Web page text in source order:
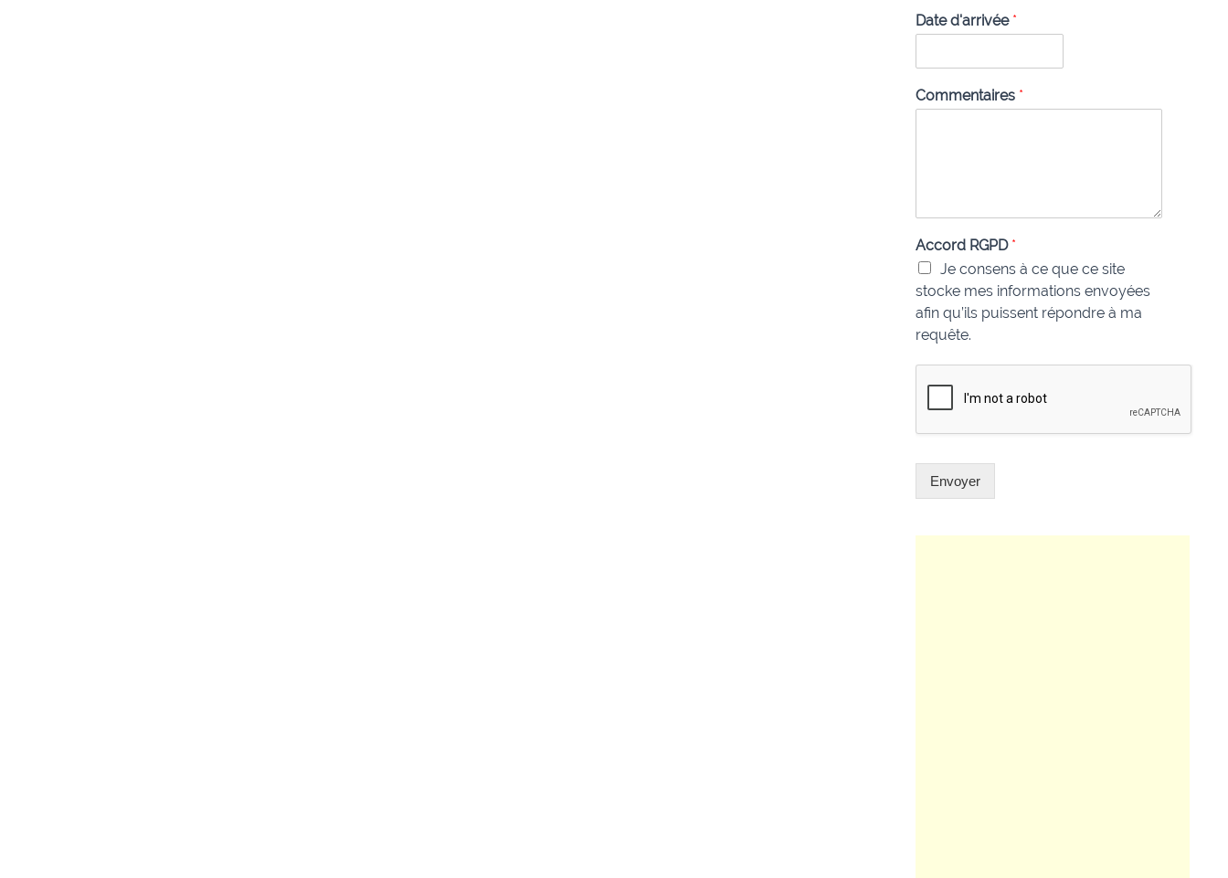
Date d'arrivée *
Commentaires *
Accord RGPD *
Je consens à ce que ce site
stocke mes informations envoyées
afin qu’ils puissent répondre à ma
requête.
Envoyer